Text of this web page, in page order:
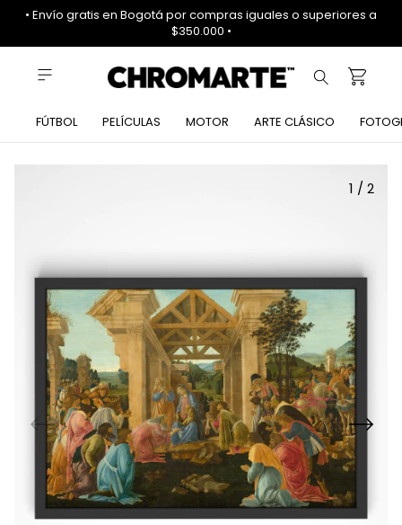
• Envío gratis en Bogotá por compras iguales o superiores a
$350.000 •
FÚTBOL PELÍCULAS MOTOR ARTE CLÁSICO
1 /2